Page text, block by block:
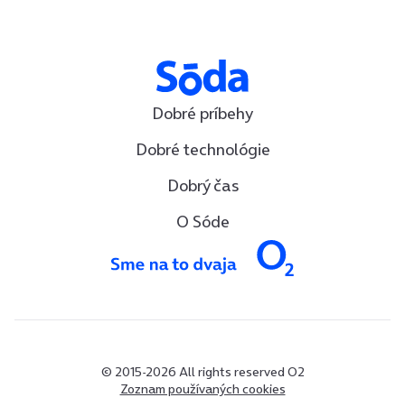
Dobré príbehy
Dobré technológie
Dobrý čas
O Sóde
© 2015-2026 All rights reserved O2
Zoznam používaných cookies